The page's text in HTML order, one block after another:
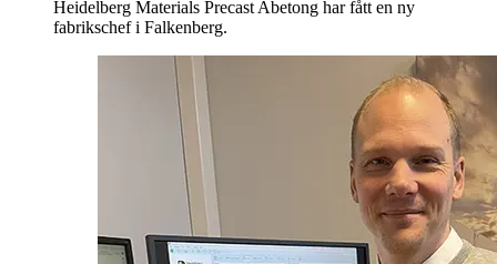
Heidelberg Materials Precast Abetong har fått en ny
fabrikschef i Falkenberg.